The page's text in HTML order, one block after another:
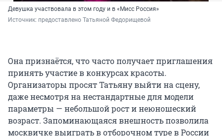
Девушка участвовала в этом году и в «Мисс Россия»
Источник: предоставлено Татьяной Федорищевой
Она признаётся, что часто получает приглашения
принять участие в конкурсах красоты.
Организаторы просят Татьяну выйти на сцену,
даже несмотря на нестандартные для модели
параметры — небольшой рост и неюношеский
возраст. Запоминающаяся внешность позволила
москвичке выиграть в отборочном туре в России